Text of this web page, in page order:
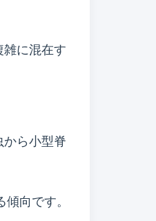
に混在す
ら小型脊
向です。